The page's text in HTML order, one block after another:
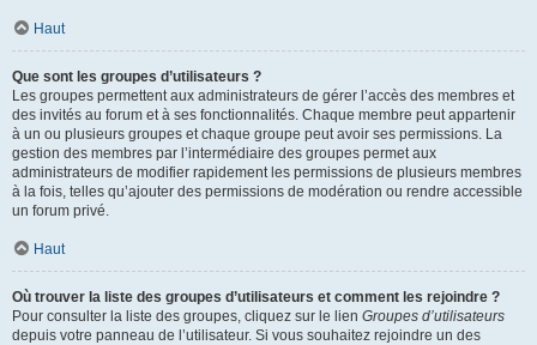
Haut
Que sont les groupes d’utilisateurs ?
Les groupes permettent aux administrateurs de gérer l’accès des membres et
des invités au forum et à ses fonctionnalités. Chaque membre peut appartenir
à un ou plusieurs groupes et chaque groupe peut avoir ses permissions. La
gestion des membres par l’intermédiaire des groupes permet aux
administrateurs de modifier rapidement les permissions de plusieurs membres
à la fois, telles qu’ajouter des permissions de modération ou rendre accessible
un forum privé.
Haut
Où trouver la liste des groupes d’utilisateurs et comment les rejoindre ?
Pour consulter la liste des groupes, cliquez sur le lien Groupes d’utilisateurs
depuis votre panneau de l’utilisateur. Si vous souhaitez rejoindre un des